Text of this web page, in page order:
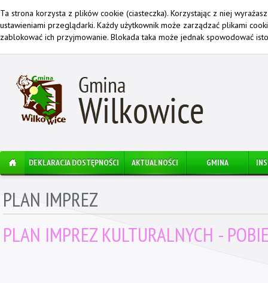
Ta strona korzysta z plików cookie (ciasteczka). Korzystając z niej
ustawieniami przeglądarki. Każdy użytkownik może zarządzać plikami
zablokować ich przyjmowanie. Blokada taka może jednak spowodować
DEKLARACJA DOSTĘPNOŚCI AKTUALNOŚCI GMINA
PLAN IMPREZ
PLAN IMPREZ KULTURALNYCH -